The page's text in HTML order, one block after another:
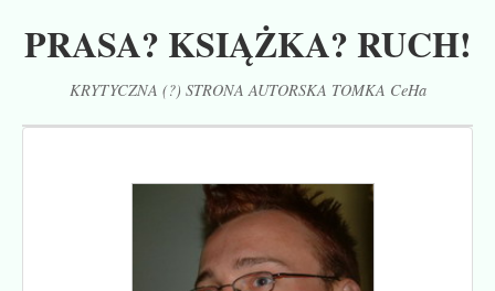
PRASA? KSIĄŻKA? RUCH!
KRYTYCZNA (?) STRONA AUTORSKA TOMKA CeHa